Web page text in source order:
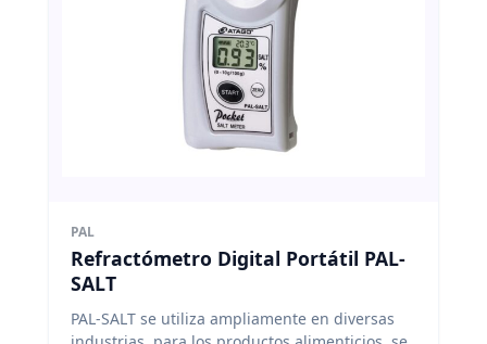
PAL
Refractómetro Digital Portátil PAL-
SALT
PAL-SALT se utiliza ampliamente en diversas